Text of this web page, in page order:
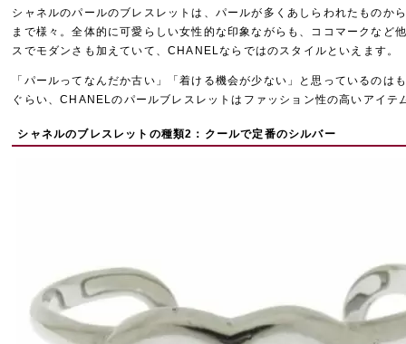
シャネルのパールのブレスレットは、パールが多くあしらわれたものか
まで様々。全体的に可愛らしい女性的な印象ながらも、ココマークなど
スでモダンさも加えていて、CHANELならではのスタイルといえます。
「パールってなんだか古い」「着ける機会が少ない」と思っているのは
ぐらい、CHANELのパールブレスレットはファッション性の高いアイテ
シャネルのブレスレットの種類2：クールで定番のシルバー